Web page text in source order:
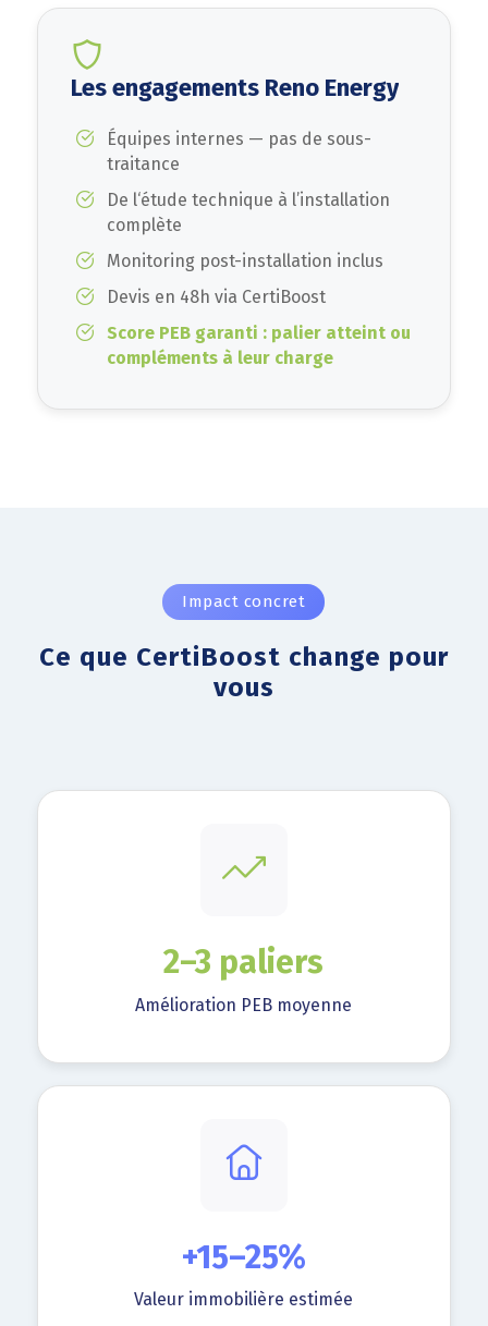
Les engagements Reno Energy
Équipes internes — pas de sous-
traitance
De l‘étude technique à l’installation
complète
Monitoring post-installation inclus
Devis en 48h via CertiBoost
Score PEB garanti : palier atteint ou
compléments à leur charge
Impact concret
Ce que CertiBoost change pour
vous
2–3 paliers
Amélioration PEB moyenne
+15–25%
Valeur immobilière estimée